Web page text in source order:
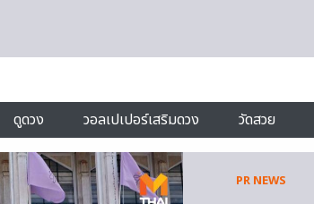
ดูดวง
วอลเปเปอร์เสริมดวง วัดสวย
PR NEWS